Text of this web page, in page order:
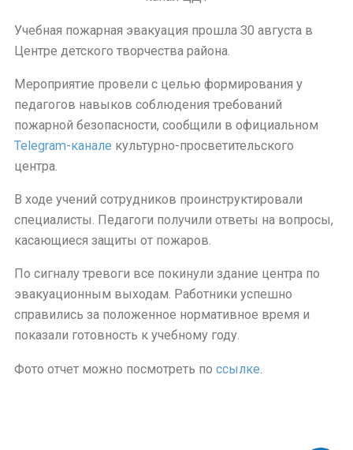
Учебная пожарная эвакуация прошла 30 августа в
Центре детского творчества района.
Мероприятие провели с целью формирования у
педагогов навыков соблюдения требований
пожарной безопасности, сообщили в официальном
Telegram-канале культурно-просветительского
центра.
В ходе учений сотрудников проинструктировали
специалисты. Педагоги получили ответы на вопросы,
касающиеся защиты от пожаров.
По сигналу тревоги все покинули здание центра по
эвакуационным выходам. Работники успешно
справились за положенное нормативное время и
показали готовность к учебному году.
Фото отчет можно посмотреть по ссылке